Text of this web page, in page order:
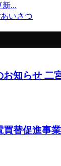
...
いさつ
お知らせ 二
買替促進事